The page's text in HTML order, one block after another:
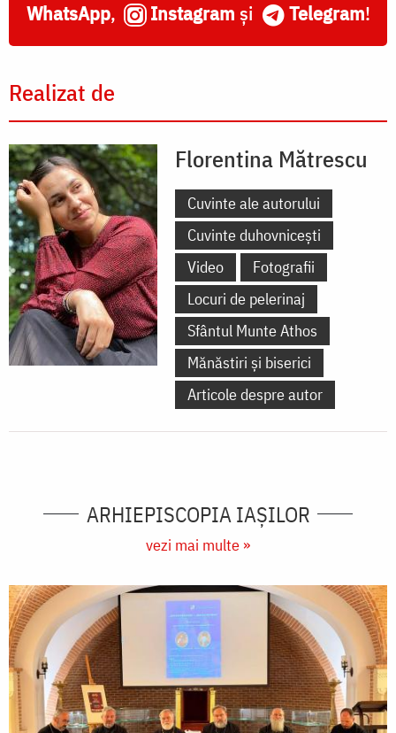
WhatsApp, Instagram și Telegram!
Realizat de
Florentina Mătrescu
Cuvinte ale autorului
Cuvinte duhovnicești
Video
Fotografii
Locuri de pelerinaj
Sfântul Munte Athos
Mănăstiri și biserici
Articole despre autor
ARHIEPISCOPIA IAŞILOR
vezi mai multe »